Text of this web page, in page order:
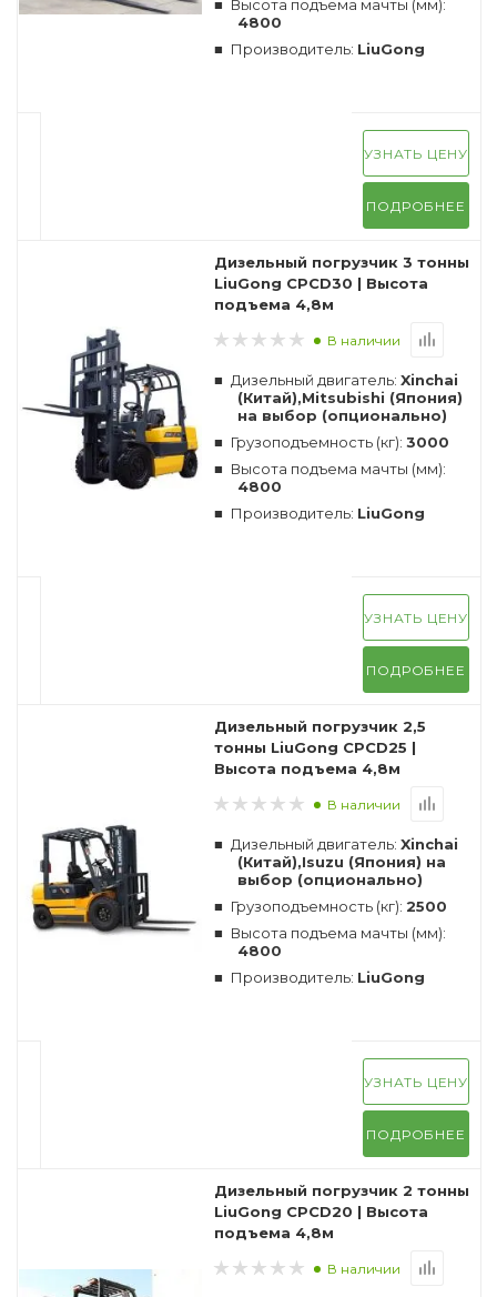
Высота подъема мачты (мм):
4800
Производитель: LiuGong
УЗНАТЬ ЦЕНУ
ПОДРОБНЕЕ
Дизельный погрузчик 3 тонны
LiuGong CPCD30 | Высота
подъема 4,8м
В наличии
Дизельный двигатель: Xinchai
(Китай),Mitsubishi (Япония)
на выбор (опционально)
Грузоподъемность (кг): 3000
Высота подъема мачты (мм):
4800
Производитель: LiuGong
УЗНАТЬ ЦЕНУ
ПОДРОБНЕЕ
Дизельный погрузчик 2,5
тонны LiuGong CPCD25 |
Высота подъема 4,8м
В наличии
Дизельный двигатель: Xinchai
(Китай),Isuzu (Япония) на
выбор (опционально)
Грузоподъемность (кг): 2500
Высота подъема мачты (мм):
4800
Производитель: LiuGong
УЗНАТЬ ЦЕНУ
ПОДРОБНЕЕ
Дизельный погрузчик 2 тонны
LiuGong CPCD20 | Высота
подъема 4,8м
В наличии